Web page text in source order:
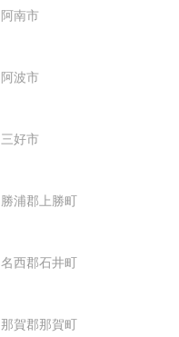
阿南市
阿波市
三好市
勝浦郡上勝町
名西郡石井町
那賀郡那賀町